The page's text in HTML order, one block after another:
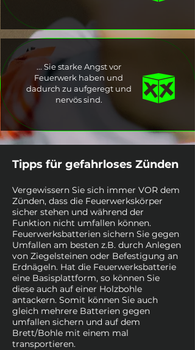
... Sie starke Angst vor
Feuerwerk haben und
dadurch zu aufgeregt und
nervös sind.
Tipps für gefahrloses Zünden
Vergewissern Sie sich immer VOR dem
Zünden, dass die Feuerwerkskörper
sicher stehen und während der
Funktion nicht umfallen können.
Feuerwerksbatterien sichern Sie gegen
Umfallen am besten z.B. durch Anlegen
von Ziegelsteinen oder Befestigung an
Erdnägeln. Hat die Feuerwerksbatterie
eine Basisplattform, so können Sie
diese auch auf einer Holzbohle
antackern. Somit können Sie auch
gleich mehrere Batterien gegen
umfallen sichern und auf dem
Brett/Bohle mit einem mal
transportieren.